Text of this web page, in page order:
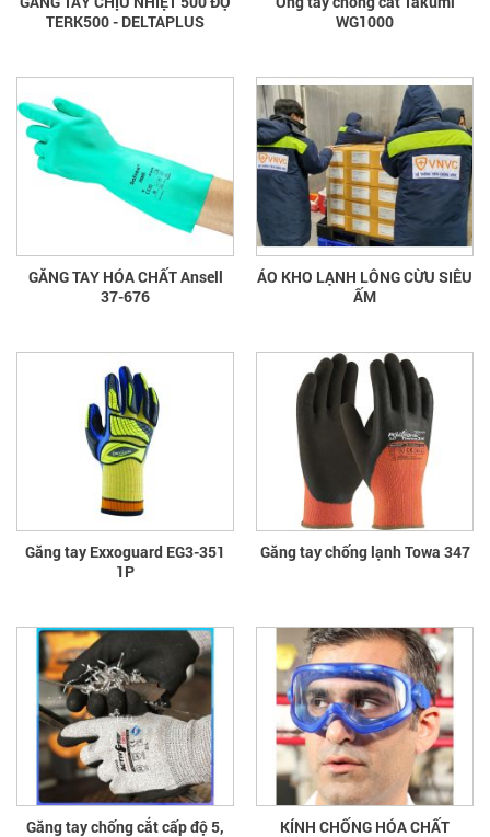
TERK500 - DELTAPLUS
WG1000
GĂNG TAY HÓA CHẤT Ansell
37-676
ÁO KHO LẠNH LÔNG CỪU SIÊU
ẤM
Găng tay Exxoguard EG3-351
1P
Găng tay chống lạnh Towa 347
Găng tay chống cắt cấp độ 5,
KÍNH CHỐNG HÓA CHẤT